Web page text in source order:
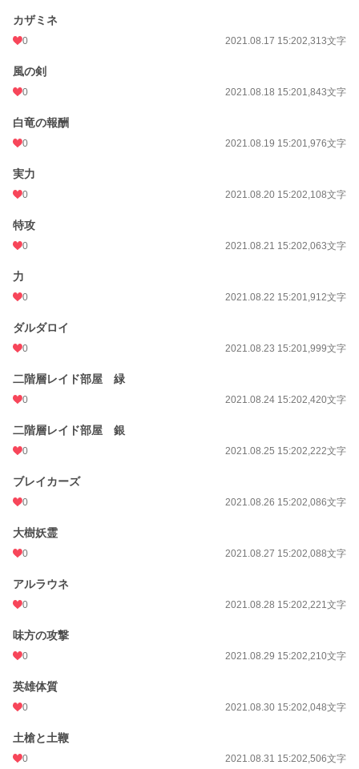
カザミネ
0 2021.08.17 15:202,313文字
風の剣
0 2021.08.18 15:201,843文字
白竜の報酬
0 2021.08.19 15:201,976文字
実力
0 2021.08.20 15:202,108文字
特攻
0 2021.08.21 15:202,063文字
力
0 2021.08.22 15:201,912文字
ダルダロイ
0 2021.08.23 15:201,999文字
二階層レイド部屋 緑
0 2021.08.24 15:202,420文字
二階層レイド部屋 銀
0 2021.08.25 15:202,222文字
ブレイカーズ
0 2021.08.26 15:202,086文字
大樹妖霊
0 2021.08.27 15:202,088文字
アルラウネ
0 2021.08.28 15:202,221文字
味方の攻撃
0 2021.08.29 15:202,210文字
英雄体質
0 2021.08.30 15:202,048文字
土槍と土鞭
0 2021.08.31 15:202,506文字